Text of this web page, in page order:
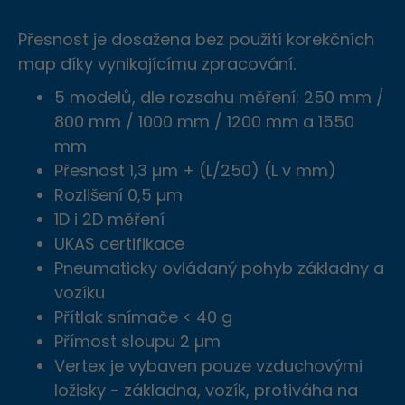
Přesnost je dosažena bez použití korekčních
map díky vynikajícímu zpracování.
5 modelů, dle rozsahu měření: 250 mm /
800 mm / 1000 mm / 1200 mm a 1550
mm
Přesnost 1,3 µm + (L/250) (L v mm)
Rozlišení 0,5 µm
1D i 2D měření
UKAS certifikace
Pneumaticky ovládaný pohyb základny a
vozíku
Přítlak snímače < 40 g
Přímost sloupu 2 µm
Vertex je vybaven pouze vzduchovými
ložisky - základna, vozík, protiváha na
reklam.
ANO, VYPNU. NE, NEVYPNU
Heslo
znovu
ZAVŘÍT
Děkujeme
za Vaš hlas.
ZAPOMENUTÉ HESLO
ZAVŘÍT